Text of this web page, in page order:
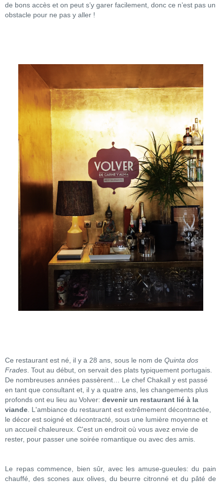
de bons accès et on peut s’y garer facilement, donc ce n’est pas un
obstacle pour ne pas y aller !
Ce restaurant est né, il y a 28 ans, sous le nom de Quinta dos
Frades . Tout au début, on servait des plats typiquement portugais.
De nombreuses années passèrent… Le chef Chakall y est passé
en tant que consultant et, il y a quatre ans, les changements plus
profonds ont eu lieu au Volver: devenir un restaurant lié à la
viande . L'ambiance du restaurant est extrêmement décontractée,
le décor est soigné et décontracté, sous une lumière moyenne et
un accueil chaleureux. C'est un endroit où vous avez envie de
rester, pour passer une soirée romantique ou avec des amis.
Le repas commence, bien sûr, avec les amuse-gueules: du pain
chauffé, des scones aux olives, du beurre citronné et du pâté de